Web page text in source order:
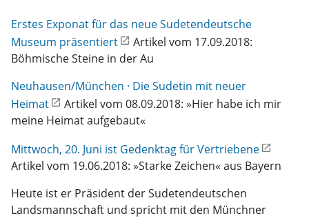
Erstes Exponat für das neue Sudetendeutsche
Museum präsentiert
Artikel vom 17.09.2018:
Böhmische Steine in der Au
Neuhausen/München · Die Sudetin mit neuer
Heimat
Artikel vom 08.09.2018: »Hier habe ich mir
meine Heimat aufgebaut«
Mittwoch, 20. Juni ist Gedenktag für Vertriebene
Artikel vom 19.06.2018: »Starke Zeichen« aus Bayern
Heute ist er Präsident der Sudetendeutschen
Landsmannschaft und spricht mit den Münchner